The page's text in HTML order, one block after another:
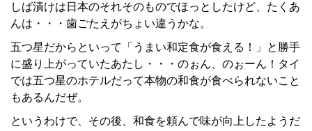
しば漬けは日本のそれそのものでほっとしたけど、たくあ
んは・・・歯ごたえがちょい違うかな。
五つ星だからといって「うまい和定食が食える！」と勝手
に盛り上がっていたあたし・・・のぉん、のぉーん！タイ
では五つ星のホテルだって本物の和食が食べられないこと
もあるんだぜ。
というわけで、その後、和食を頼んで味が向上したようだ